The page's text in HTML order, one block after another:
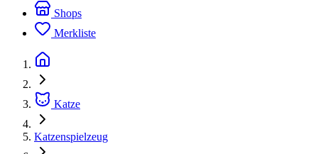
Shops
Merkliste
Katze
Katzenspielzeug